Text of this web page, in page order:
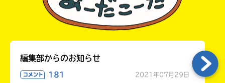
編集部からのお知らせ
コメント 181 2021年07月29日